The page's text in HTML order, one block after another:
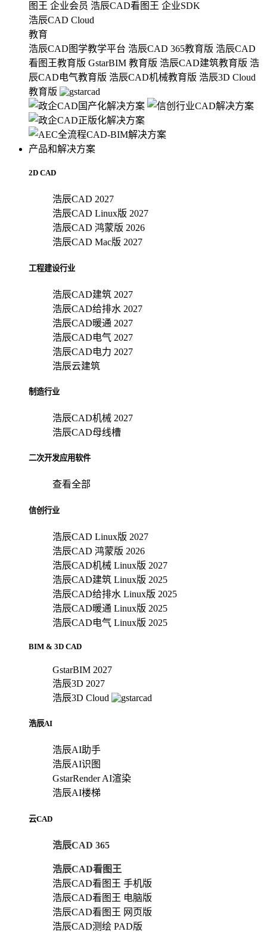
图王 企业会员 浩辰CAD看图王 企业SDK
浩辰CAD Cloud
教育
浩辰CAD图学教学平台 浩辰CAD 365教育版 浩辰CAD
看图王教育版 GstarBIM 教育版 浩辰CAD建筑教育版 浩
辰CAD电气教育版 浩辰CAD机械教育版 浩辰3D Cloud
教育版
产品和解决方案
2D CAD
浩辰CAD 2027
浩辰CAD Linux版 2027
浩辰CAD 鸿蒙版 2026
浩辰CAD Mac版 2027
工程建设行业
浩辰CAD建筑 2027
浩辰CAD给排水 2027
浩辰CAD暖通 2027
浩辰CAD电气 2027
浩辰CAD电力 2027
浩辰云建筑
制造行业
浩辰CAD机械 2027
浩辰CAD母线槽
二次开发应用软件
查看全部
信创行业
浩辰CAD Linux版 2027
浩辰CAD 鸿蒙版 2026
浩辰CAD机械 Linux版 2027
浩辰CAD建筑 Linux版 2025
浩辰CAD给排水 Linux版 2025
浩辰CAD暖通 Linux版 2025
浩辰CAD电气 Linux版 2025
BIM & 3D CAD
GstarBIM 2027
浩辰3D 2027
浩辰3D Cloud
浩辰AI
浩辰AI助手
浩辰AI识图
GstarRender AI渲染
浩辰AI楼梯
云CAD
浩辰CAD 365
浩辰CAD看图王
浩辰CAD看图王 手机版
浩辰CAD看图王 电脑版
浩辰CAD看图王 网页版
浩辰CAD测绘 PAD版